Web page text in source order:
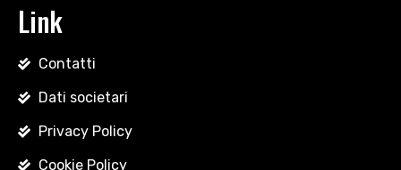
Link
Contatti
Dati societari
Privacy Policy
Cookie Policy